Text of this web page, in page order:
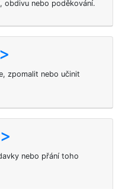
obdivu nebo poděkování.
zpomalit nebo učinit
nebo přání toho